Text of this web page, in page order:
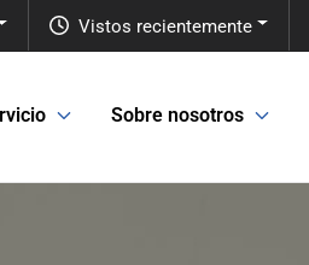
Vistos recientemente
Sobre nosotros